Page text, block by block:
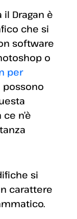
Dragan è
che si
software
o
per
possono
n’è
si
carattere